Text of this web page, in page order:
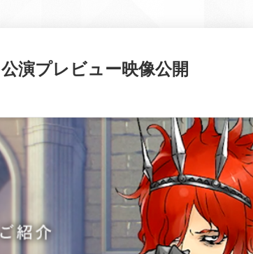
公演プレビュー映像公開